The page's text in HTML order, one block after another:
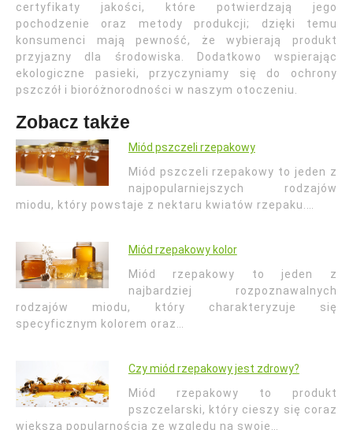
certyfikaty jakości, które potwierdzają jego
pochodzenie oraz metody produkcji; dzięki temu
konsumenci mają pewność, że wybierają produkt
przyjazny dla środowiska. Dodatkowo wspierając
ekologiczne pasieki, przyczyniamy się do ochrony
pszczół i bioróżnorodności w naszym otoczeniu.
Zobacz także
Miód pszczeli rzepakowy
Miód pszczeli rzepakowy to jeden z
najpopularniejszych rodzajów
miodu, który powstaje z nektaru kwiatów rzepaku.…
Miód rzepakowy kolor
Miód rzepakowy to jeden z
najbardziej rozpoznawalnych
rodzajów miodu, który charakteryzuje się
specyficznym kolorem oraz…
Czy miód rzepakowy jest zdrowy?
Miód rzepakowy to produkt
pszczelarski, który cieszy się coraz
większą popularnością ze względu na swoje…